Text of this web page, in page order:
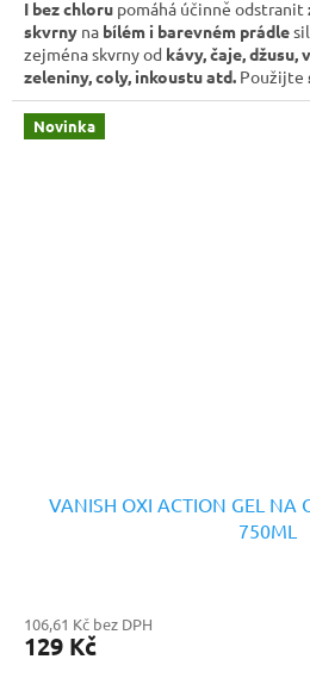
I bez chloru pomáhá účinně odstranit
skvrny na bílém i barevném prádle
zejména skvrny od kávy, čaje, džusu,
zeleniny, coly, inkoustu atd. Použijte
nebo aplikujte přímo na skvrny.
Novinka
VANISH OXI ACTION GEL NA
750ML
106,61 Kč bez DPH
129 Kč